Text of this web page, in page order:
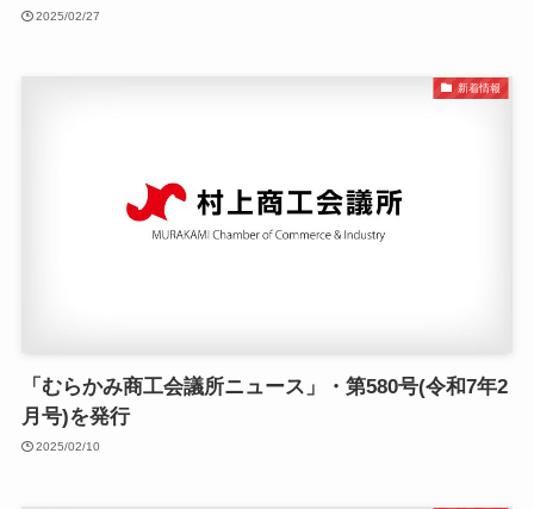
2025/02/27
新着情報
「むらかみ商工会議所ニュース」・第580号(令和7年2
月号)を発行
2025/02/10